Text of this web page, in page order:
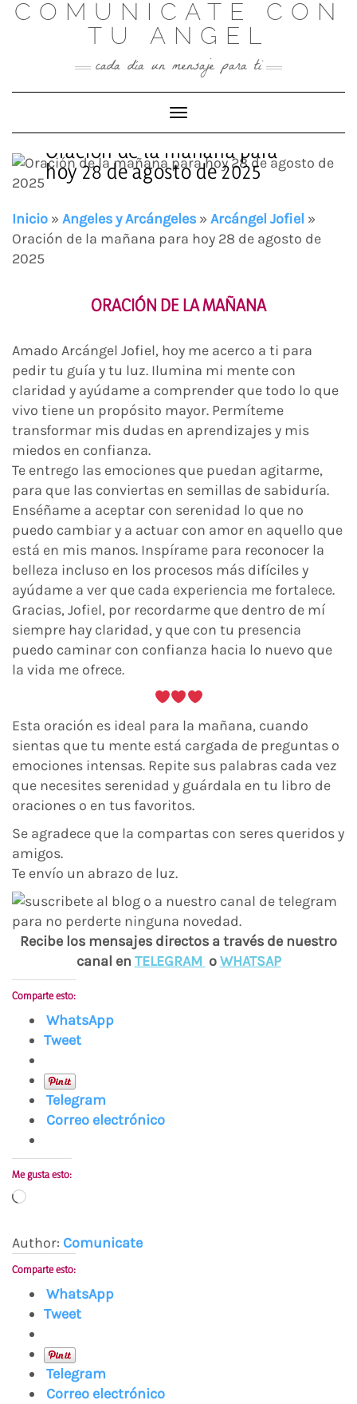
SkipCOMUNICATE CON
TU ANGEL
cada día un mensaje para ti
Toggle Navigation
Oración de la mañana para
hoy 28 de agosto de 2025
Inicio » Angeles y Arcángeles » Arcángel Jofiel »
Oración de la mañana para hoy 28 de agosto de
2025
ORACIÓN DE LA MAÑANA
Amado Arcángel Jofiel, hoy me acerco a ti para
pedir tu guía y tu luz. Ilumina mi mente con
claridad y ayúdame a comprender que todo lo que
vivo tiene un propósito mayor. Permíteme
transformar mis dudas en aprendizajes y mis
miedos en confianza.
Te entrego las emociones que puedan agitarme,
para que las conviertas en semillas de sabiduría.
Enséñame a aceptar con serenidad lo que no
puedo cambiar y a actuar con amor en aquello que
está en mis manos. Inspírame para reconocer la
belleza incluso en los procesos más difíciles y
ayúdame a ver que cada experiencia me fortalece.
Gracias, Jofiel, por recordarme que dentro de mí
siempre hay claridad, y que con tu presencia
puedo caminar con confianza hacia lo nuevo que
la vida me ofrece.
Esta oración es ideal para la mañana, cuando
sientas que tu mente está cargada de preguntas o
emociones intensas. Repite sus palabras cada vez
que necesites serenidad y guárdala en tu libro de
oraciones o en tus favoritos.
Se agradece que la compartas con seres queridos y
amigos.
Te envío un abrazo de luz.
Recibe los mensajes directos a través de nuestro
canal en TELEGRAM oWHATSAP
Comparte esto:
WhatsApp
Tweet
Telegram
Correo electrónico
Me gusta esto:
Cargando...
Author: Comunicate
Comparte esto:
WhatsApp
Tweet
Telegram
Correo electrónico